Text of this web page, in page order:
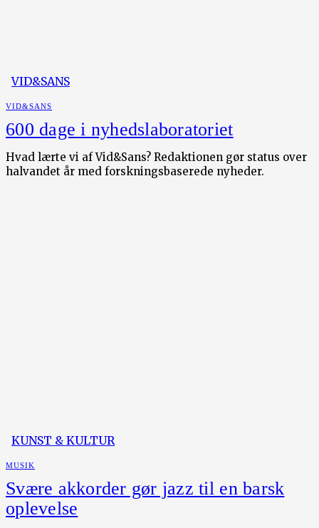
VID&SANS
VID&SANS
600 dage i nyhedslaboratoriet
Hvad lærte vi af Vid&Sans? Redaktionen gør status over
halvandet år med forskningsbaserede nyheder.
KUNST & KULTUR
MUSIK
Svære akkorder gør jazz til en barsk
oplevelse